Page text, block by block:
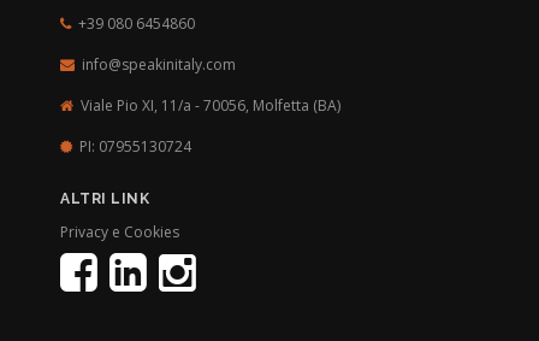
+39 080 6454860
info@speakinitaly.com
Viale Pio XI, 11/a - 70056, Molfetta (BA)
PI: 07955130724
ALTRI LINK
Privacy e Cookies